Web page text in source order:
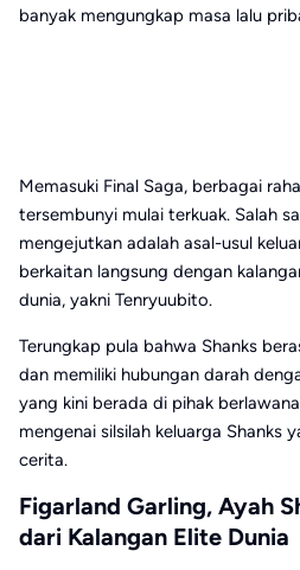
banyak mengungkap masa lalu
Memasuki Final Saga, berbagai
tersembunyi mulai terkuak. Salah
mengejutkan adalah asal-usul
berkaitan langsung dengan
dunia, yakni Tenryuubito.
Terungkap pula bahwa Shanks
dan memiliki hubungan darah
yang kini berada di pihak
mengenai silsilah keluarga Shanks
cerita.
Figarland Garling, Ayah
dari Kalangan Elite Dunia